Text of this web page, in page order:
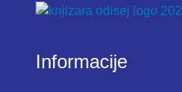
Informacije